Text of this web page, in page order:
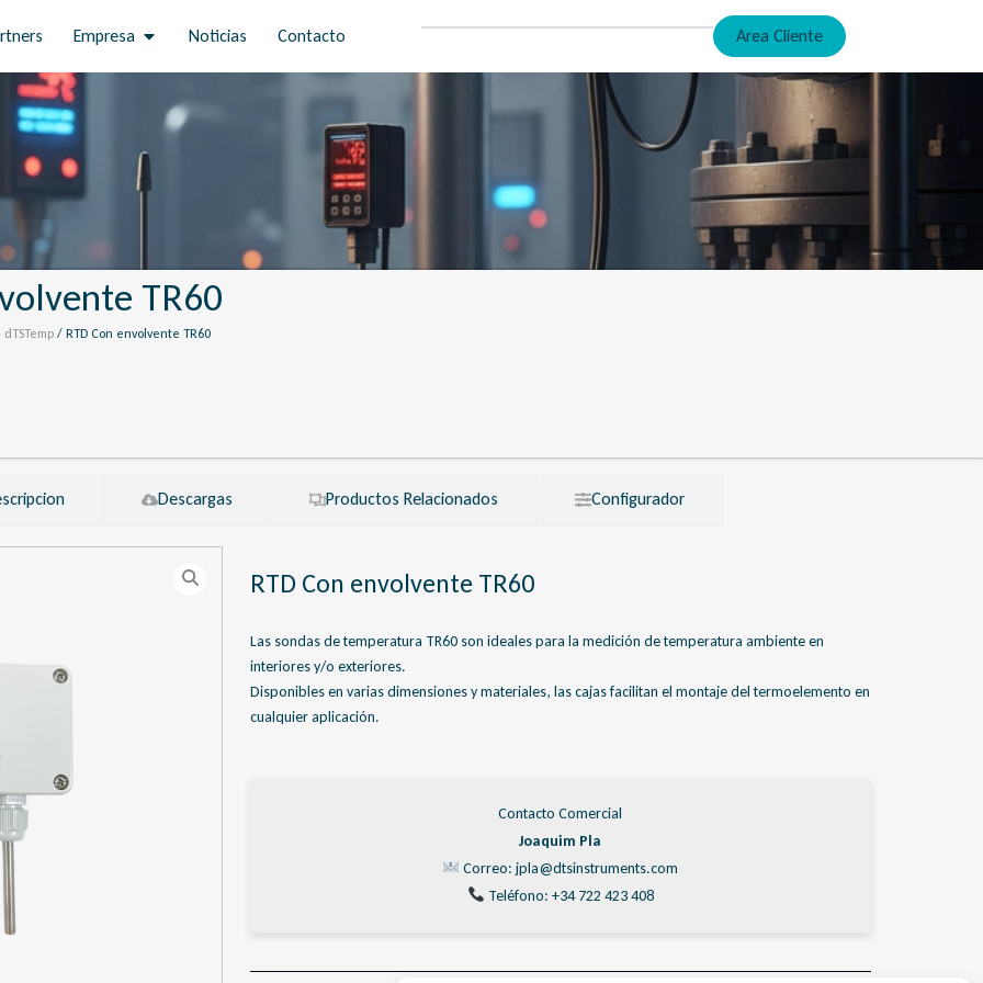
Empresa Open Empresa
Noticias Contacto Area Cliente
TR60
/ RTD Con envolvente TR60
Descargas Productos Relacionados Configurador
RTD Con envolvente TR60
Las sondas de temperatura TR60 son ideales para la medición de temperatura ambiente en
interiores y/o exteriores.
Disponibles en varias dimensiones y materiales, las cajas facilitan el montaje del termoelemento en
cualquier aplicación.
Contacto Comercial
Joaquim Pla
Correo: jpla@dtsinstruments.com
Teléfono: +34 722 423 408